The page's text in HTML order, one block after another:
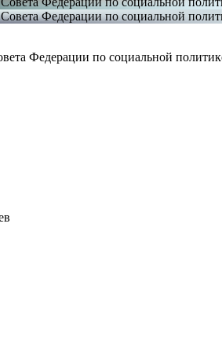
Федерации по социальной